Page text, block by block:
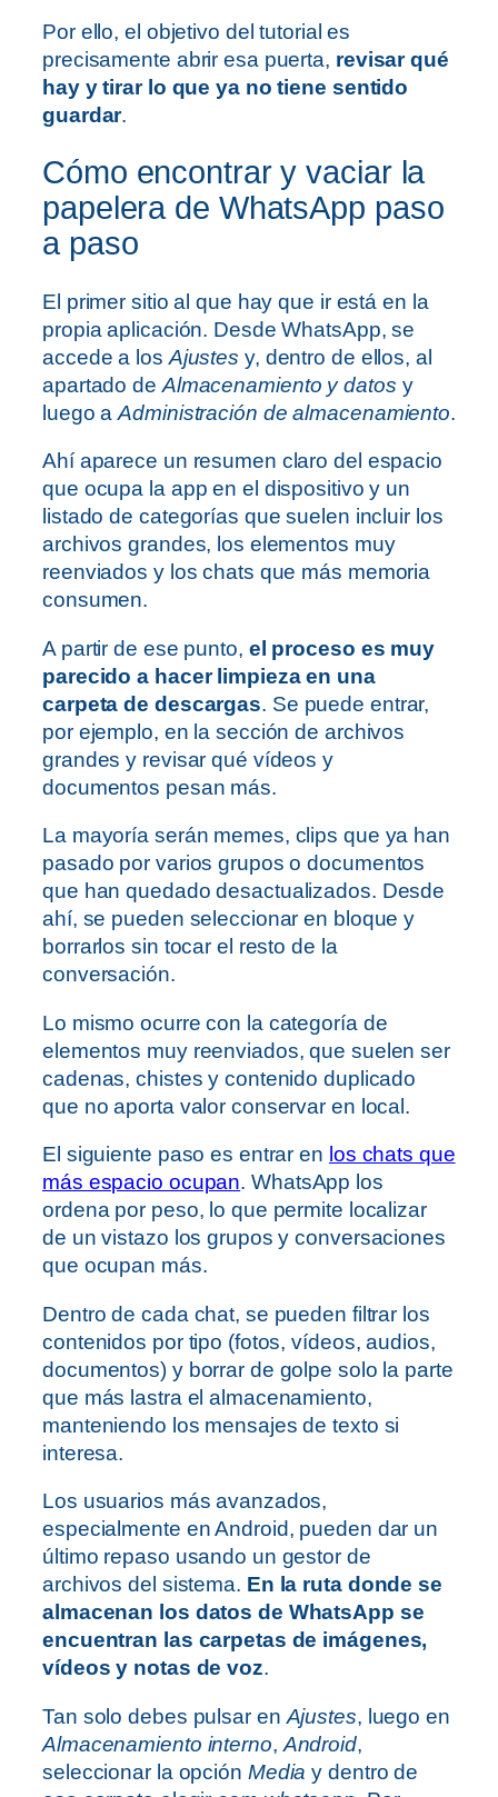
Por ello, el objetivo del tutorial es
precisamente abrir esa puerta, revisar qué
hay y tirar lo que ya no tiene sentido
guardar.
Cómo encontrar y vaciar la
papelera de WhatsApp paso
a paso
El primer sitio al que hay que ir está en la
propia aplicación. Desde WhatsApp, se
accede a los Ajustes y, dentro de ellos, al
apartado de Almacenamiento y datos y
luego aAdministración de almacenamiento.
Ahí aparece un resumen claro del espacio
que ocupa la app en el dispositivo y un
listado de categorías que suelen incluir los
archivos grandes, los elementos muy
reenviados y los chats que más memoria
consumen.
A partir de ese punto, el proceso es muy
parecido a hacer limpieza en una
carpeta de descargas. Se puede entrar,
por ejemplo, en la sección de archivos
grandes y revisar qué vídeos y
documentos pesan más.
La mayoría serán memes, clips que ya han
pasado por varios grupos o documentos
que han quedado desactualizados. Desde
ahí, se pueden seleccionar en bloque y
borrarlos sin tocar el resto de la
conversación.
Lo mismo ocurre con la categoría de
elementos muy reenviados, que suelen ser
cadenas, chistes y contenido duplicado
que no aporta valor conservar en local.
El siguiente paso es entrar en los chats que
más espacio ocupan. WhatsApp los
ordena por peso, lo que permite localizar
de un vistazo los grupos y conversaciones
que ocupan más.
Dentro de cada chat, se pueden filtrar los
contenidos por tipo (fotos, vídeos, audios,
documentos) y borrar de golpe solo la parte
que más lastra el almacenamiento,
manteniendo los mensajes de texto si
interesa.
Los usuarios más avanzados,
especialmente en Android, pueden dar un
último repaso usando un gestor de
archivos del sistema. En la ruta donde se
almacenan los datos de WhatsApp se
encuentran las carpetas de imágenes,
vídeos y notas de voz.
Tan solo debes pulsar en Ajustes, luego en
Almacenamiento interno, Android,
seleccionar la opción Media y dentro de